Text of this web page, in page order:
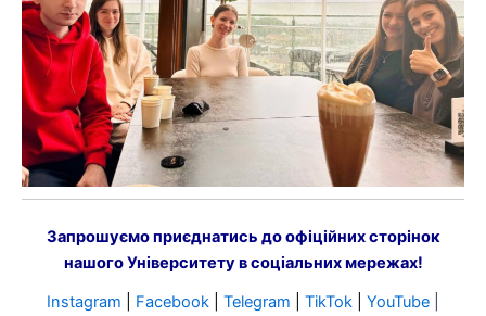
Запрошуємо приєднатись до офіційних сторінок
нашого Університету в соціальних мережах!
Instagram
Facebook Telegram TikTok YouTube